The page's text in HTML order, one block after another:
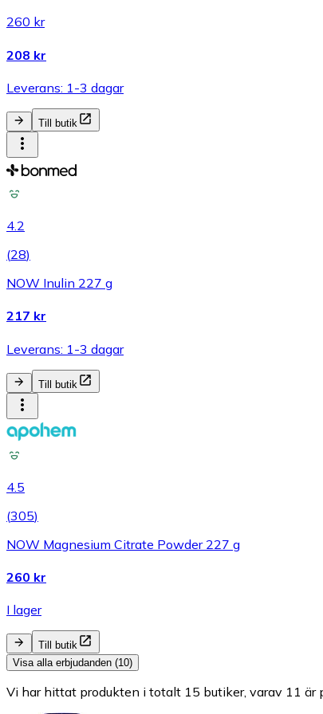
260 kr
208 kr
Leverans: 1-3 dagar
Till butik
4.2
(28)
NOW Inulin 227 g
217 kr
Leverans: 1-3 dagar
Till butik
4.5
(305)
NOW Magnesium Citrate Powder 227 g
260 kr
I lager
Till butik
Visa alla erbjudanden (10)
Vi har hittat produkten i totalt 15 butiker, varav 11